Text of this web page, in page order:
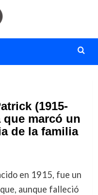
(1915-
que marcó un
de la familia
en 1915, fue un
aunque falleció